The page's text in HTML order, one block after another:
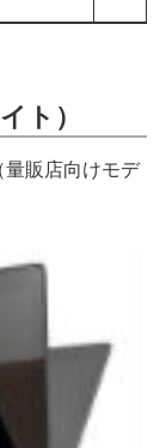
ト）
量販店向けモデ